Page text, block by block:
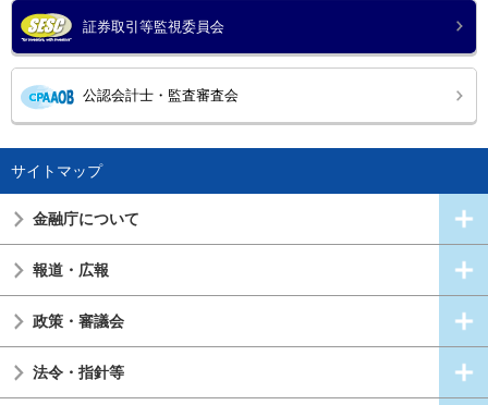
証券取引等監視委員会
公認会計士・監査審査会
サイトマップ
金融庁について
報道・広報
政策・審議会
法令・指針等